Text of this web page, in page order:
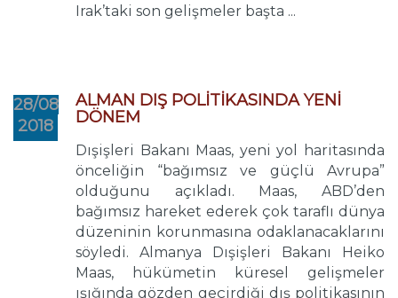
Irak’taki son gelişmeler başta ...
28/08
2018
ALMAN DIŞ POLİTİKASINDA YENİ
DÖNEM
Dışişleri Bakanı Maas, yeni yol haritasında
önceliğin “bağımsız ve güçlü Avrupa”
olduğunu açıkladı. Maas, ABD’den
bağımsız hareket ederek çok taraflı dünya
düzeninin korunmasına odaklanacaklarını
söyledi. Almanya Dışişleri Bakanı Heiko
Maas, hükümetin küresel gelişmeler
ışığında gözden geçirdiği dış politikasının